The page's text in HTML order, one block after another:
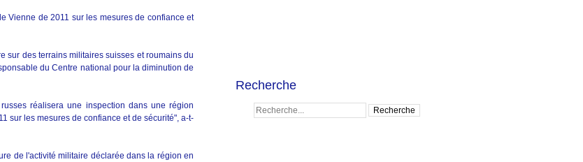
Vienne de 2011 sur les mesures de confiance et
sur des terrains militaires suisses et roumains du
du Centre national pour la diminution de
réalisera une inspection dans une région
sur les mesures de confiance et de sécurité", a-t-
de l'activité militaire déclarée dans la région en
Recherche